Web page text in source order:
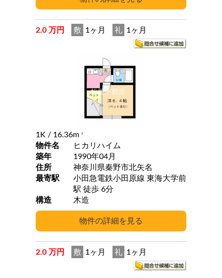
2.0 万円 敷 1ヶ月 礼 1ヶ月
1K / 16.36m 2
物件名
ヒカリハイム
築年
1990年04月
住所
神奈川県秦野市北矢名
最寄駅
小田急電鉄小田原線 東海大学前
駅 徒歩 6分
構造
木造
2.0 万円 敷 1ヶ月 礼 1ヶ月